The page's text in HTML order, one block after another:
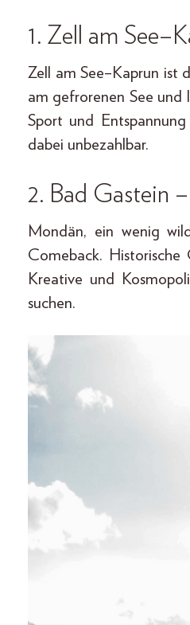
1. Zell am
Zell am See–Kaprun ist
am gefrorenen See und
Sport und
dabei unbezahlbar.
2. Bad Gastein
Mondän, ein wenig
Comeback. Historische
Kreative und
suchen.